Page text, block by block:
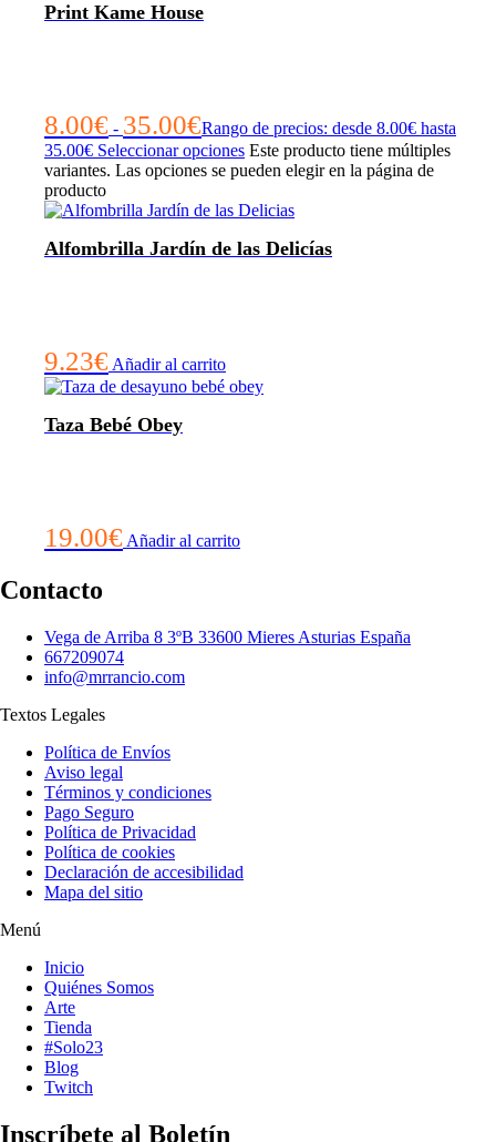
Print Kame House
8.00€ - 35.00€Rango de precios: desde 8.00€ hasta
35.00€ Seleccionar opciones Este producto tiene múltiples
variantes. Las opciones se pueden elegir en la página de
producto
Alfombrilla Jardín de las Delicías
9.23€ Añadir al carrito
Taza Bebé Obey
19.00€ Añadir al carrito
Contacto
Vega de Arriba 8 3ºB 33600 Mieres Asturias España
667209074
info@mrrancio.com
Textos Legales
Política de Envíos
Aviso legal
Términos y condiciones
Pago Seguro
Política de Privacidad
Política de cookies
Declaración de accesibilidad
Mapa del sitio
Menú
Inicio
Quiénes Somos
Arte
Tienda
#Solo23
Blog
Twitch
Inscríbete al Boletín